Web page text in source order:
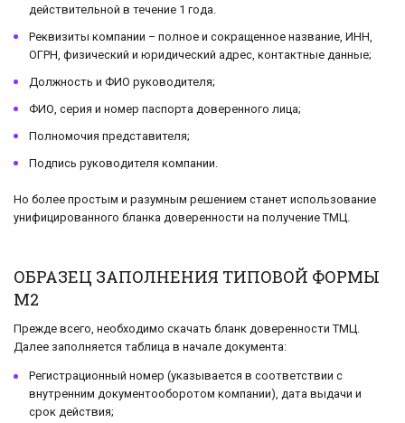
действительной в течение 1 года.
Реквизиты компании – полное и сокращенное название, ИНН,
ОГРН, физический и юридический адрес, контактные данные;
Должность и ФИО руководителя;
ФИО, серия и номер паспорта доверенного лица;
Полномочия представителя;
Подпись руководителя компании.
Но более простым и разумным решением станет использование
унифицированного бланка доверенности на получение ТМЦ.
ОБРАЗЕЦ ЗАПОЛНЕНИЯ ТИПОВОЙ ФОРМЫ
М2
Прежде всего, необходимо скачать бланк доверенности ТМЦ.
Далее заполняется таблица в начале документа:
Регистрационный номер (указывается в соответствии с
внутренним документооборотом компании), дата выдачи и
срок действия;